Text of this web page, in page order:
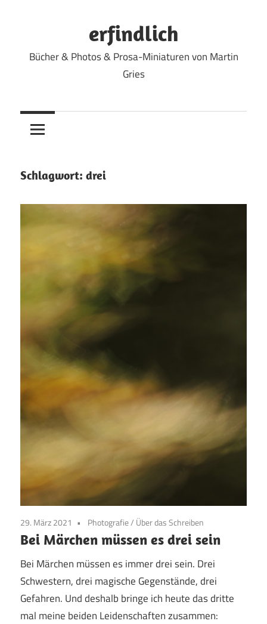
erfindlich
Bücher & Photos & Prosa-Miniaturen von Martin
Gries
Schlagwort: drei
29. März 2021 Photografie/ Über das Schreiben
Bei Märchen müssen es drei sein
Bei Märchen müssen es immer drei sein. Drei
Schwestern, drei magische Gegenstände, drei
Gefahren. Und deshalb bringe ich heute das dritte
mal meine beiden Leidenschaften zusammen: